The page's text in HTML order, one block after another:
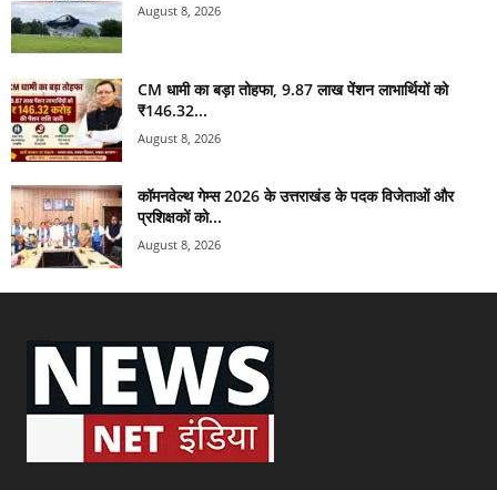
August 8, 2026
CM धामी का बड़ा तोहफा, 9.87 लाख पेंशन लाभार्थियों को
₹146.32...
August 8, 2026
कॉमनवेल्थ गेम्स 2026 के उत्तराखंड के पदक विजेताओं और
प्रशिक्षकों को...
August 8, 2026